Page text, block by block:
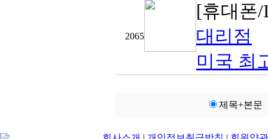
2065
[휴대폰
대리점
미국 최
제목+본문